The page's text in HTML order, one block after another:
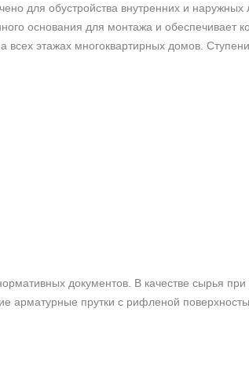
для обустройства внутренних и
основания для монтажа и обеспечивает
всех этажах многоквартирных домов.
документов. В качестве сырья
арматурные прутки с рифленой